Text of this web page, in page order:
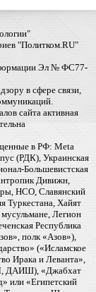
"Политком.RU"
Эл № ФС77-
в сфере связи,
сайта активная
в РФ: Meta
(РДК), Украинская
Большевистская
Дивижн,
НСО, Славянский
Туркестана, Хайят
Легион
Республика
полк «Азов»),
(«Исламское
Ирака и Леванта»,
ДАИШ), «Джабхат
или «Египетский